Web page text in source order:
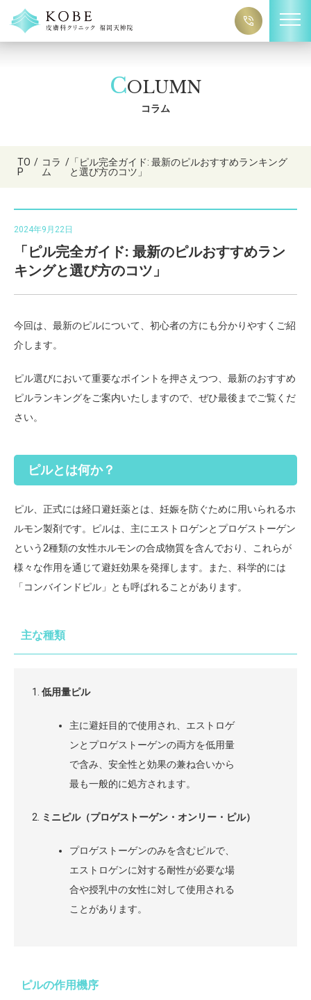
COLUMN
コラム
TO
P
/ コラ
ム
/ 「ピル完全ガイド: 最新のピルおすすめランキング
と選び方のコツ」
2024年9月22日
「ピル完全ガイド: 最新のピルおすすめラン
キングと選び方のコツ」
今回は、最新のピルについて、初心者の方にも分かりやすくご紹
介します。
ピル選びにおいて重要なポイントを押さえつつ、最新のおすすめ
ピルランキングをご案内いたしますので、ぜひ最後までご覧くだ
さい。
ピルとは何か？
ピル、正式には経口避妊薬とは、妊娠を防ぐために用いられるホ
ルモン製剤です。ピルは、主にエストロゲンとプロゲストーゲン
という2種類の女性ホルモンの合成物質を含んでおり、これらが
様々な作用を通じて避妊効果を発揮します。また、科学的には
「コンバインドピル」とも呼ばれることがあります。
主な種類
低用量ピル
主に避妊目的で使用され、エストロゲ
ンとプロゲストーゲンの両方を低用量
で含み、安全性と効果の兼ね合いから
最も一般的に処方されます。
ミニピル（プロゲストーゲン・オンリー・ピル）
プロゲストーゲンのみを含むピルで、
エストロゲンに対する耐性が必要な場
合や授乳中の女性に対して使用される
ことがあります。
ピルの作用機序